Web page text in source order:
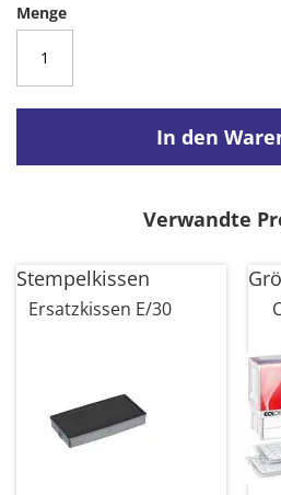
Menge
In den
Verwandte
Stempelkissen
Ersatzkissen E/30